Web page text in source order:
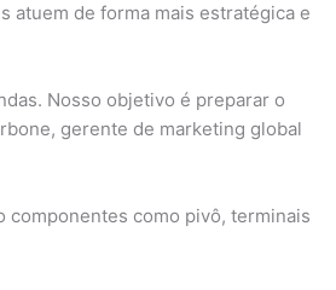
atuem de forma mais estratégica e
Nosso objetivo é preparar o
gerente de marketing global
componentes como pivô, terminais